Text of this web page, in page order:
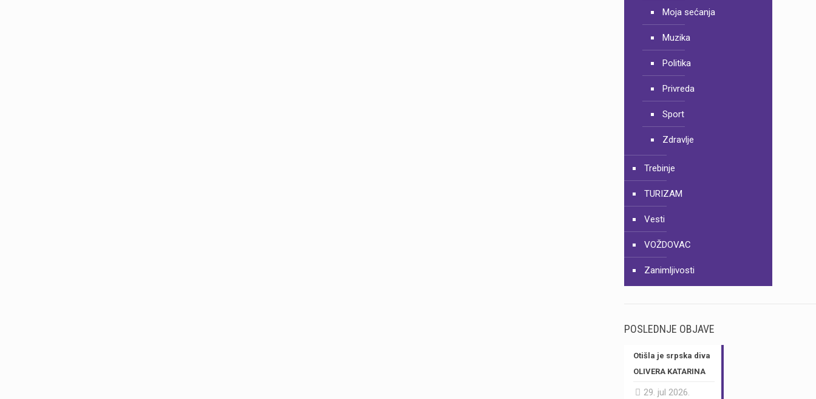
Moja sećanja
Muzika
Politika
Privreda
Sport
Zdravlje
Trebinje
TURIZAM
Vesti
VOŽDOVAC
Zanimljivosti
POSLEDNJE OBJAVE
Otišla je srpska diva
OLIVERA KATARINA
29. jul 2026.